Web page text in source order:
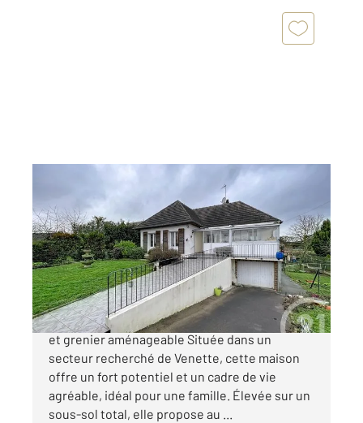
90 m
, 4 pièces
Ref : 17288
Maison à vendre
265 000 €
VENETTE - Maison familiale avec sous-sol total
et grenier aménageable Située dans un
secteur recherché de Venette, cette maison
offre un fort potentiel et un cadre de vie
agréable, idéal pour une famille. Élevée sur un
sous-sol total, elle propose au ...